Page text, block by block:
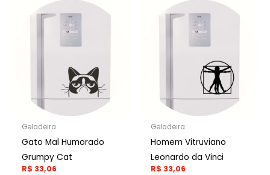
Geladeira
Gato Mal Humorado
Grumpy Cat
R$ 33,06
Geladeira
Homem Vitruviano
Leonardo da Vinci
R$ 33,06